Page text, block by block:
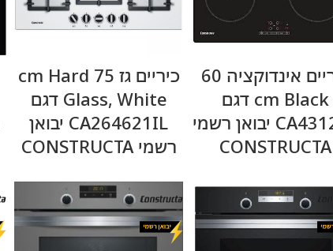
כיריים אינדוקציה 60
cm Black דגם
CA431235 יבואן רשמי
CONSTRUCTA
כיריים גז 75 cm Hard
Glass, White דגם
CA264621IL יבואן
רשמי CONSTRUCTA